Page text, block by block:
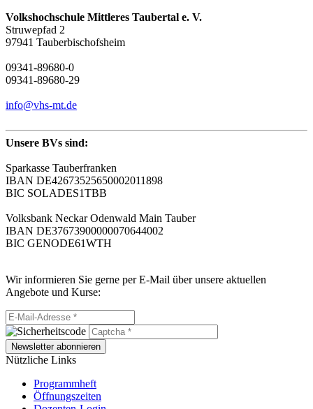
Volkshochschule Mittleres Taubertal e. V.
Struwepfad 2
97941 Tauberbischofsheim
09341-89680-0
09341-89680-29
info@vhs-mt.de
Unsere BVs sind:
Sparkasse Tauberfranken
IBAN DE42673525650002011898
BIC SOLADES1TBB
Volksbank Neckar Odenwald Main Tauber
IBAN DE37673900000070644002
BIC GENODE61WTH
Wir informieren Sie gerne per E-Mail über unsere aktuellen
Angebote und Kurse:
Newsletter abonnieren
Nützliche Links
Programmheft
Öffnungszeiten